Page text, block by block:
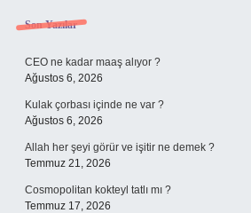
Sidebar
Son Yazılar
CEO ne kadar maaş alıyor ?
Ağustos 6, 2026
Kulak çorbası içinde ne var ?
Ağustos 6, 2026
Allah her şeyi görür ve işitir ne demek ?
Temmuz 21, 2026
Cosmopolitan kokteyl tatlı mı ?
Temmuz 17, 2026